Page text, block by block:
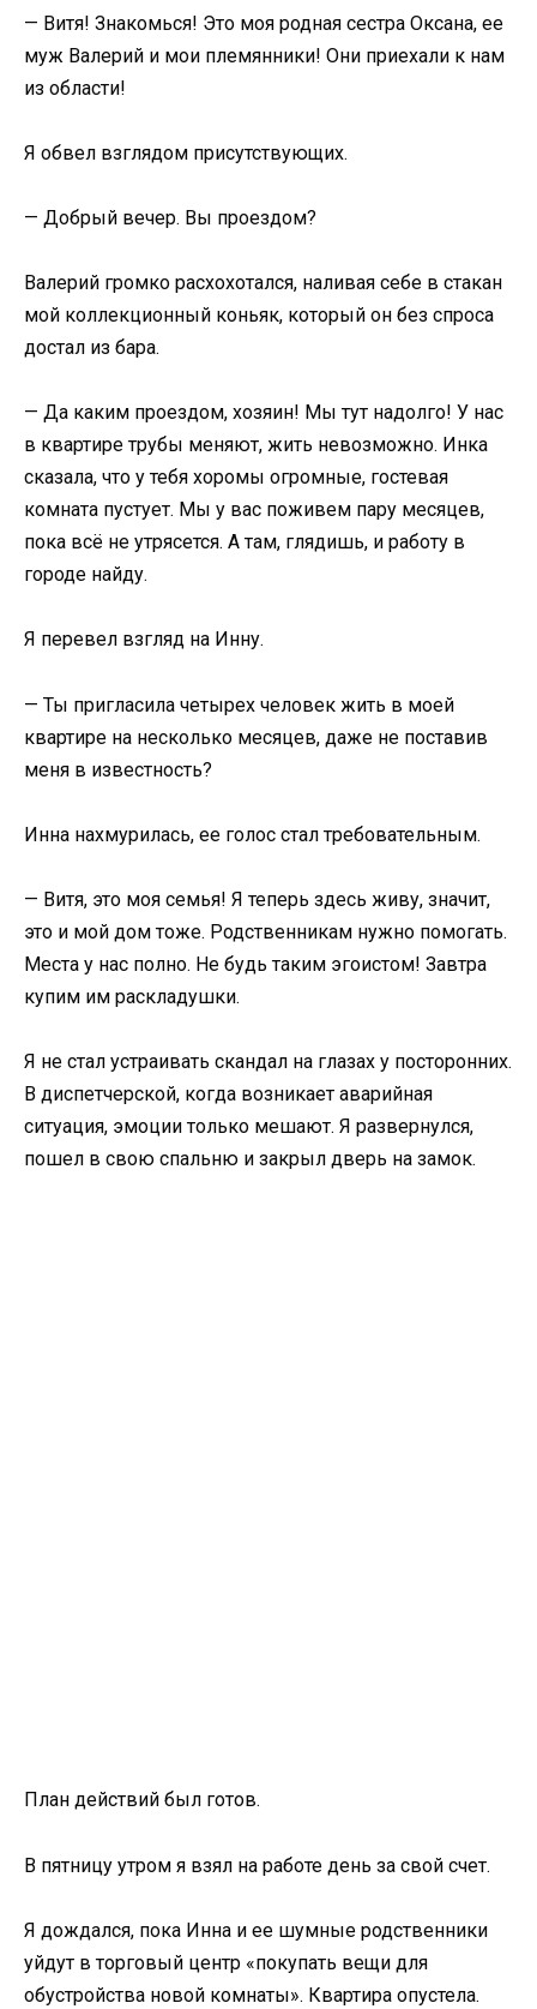
— Витя! Знакомься! Это моя родная сестра Оксана, ее
муж Валерий и мои племянники! Они приехали к нам
из области!
Я обвел взглядом присутствующих.
— Добрый вечер. Вы проездом?
Валерий громко расхохотался, наливая себе в стакан
мой коллекционный коньяк, который он без спроса
достал из бара.
— Да каким проездом, хозяин! Мы тут надолго! У нас
в квартире трубы меняют, жить невозможно. Инка
сказала, что у тебя хоромы огромные, гостевая
комната пустует. Мы у вас поживем пару месяцев,
пока всё не утрясется. А там, глядишь, и работу в
городе найду.
Я перевел взгляд на Инну.
— Ты пригласила четырех человек жить в моей
квартире на несколько месяцев, даже не поставив
меня в известность?
Инна нахмурилась, ее голос стал требовательным.
— Витя, это моя семья! Я теперь здесь живу, значит,
это и мой дом тоже. Родственникам нужно помогать.
Места у нас полно. Не будь таким эгоистом! Завтра
купим им раскладушки.
Я не стал устраивать скандал на глазах у посторонних.
В диспетчерской, когда возникает аварийная
ситуация, эмоции только мешают. Я развернулся,
пошел в свою спальню и закрыл дверь на замок.
План действий был готов.
В пятницу утром я взял на работе день за свой счет.
Я дождался, пока Инна и ее шумные родственники
уйдут в торговый центр «покупать вещи для
обустройства новой комнаты». Квартира опустела.